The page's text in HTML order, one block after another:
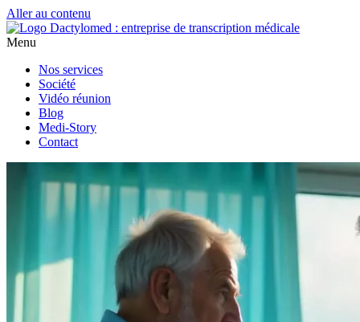
Aller au contenu
Menu
Nos services
Société
Vidéo réunion
Blog
Medi-Story
Contact